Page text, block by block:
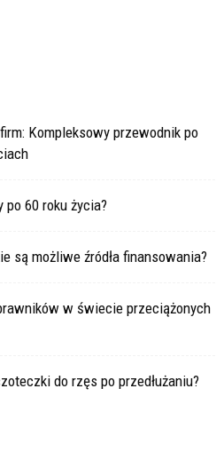
Kompleksowy przewodnik po
60 roku życia?
są możliwe źródła finansowania?
w świecie przeciążonych
do rzęs po przedłużaniu?